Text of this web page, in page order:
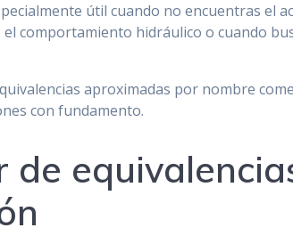
útil cuando no encuentras el
comportamiento hidráulico o cuando
aproximadas por nombre
con fundamento.
de